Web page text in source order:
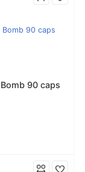
90 caps